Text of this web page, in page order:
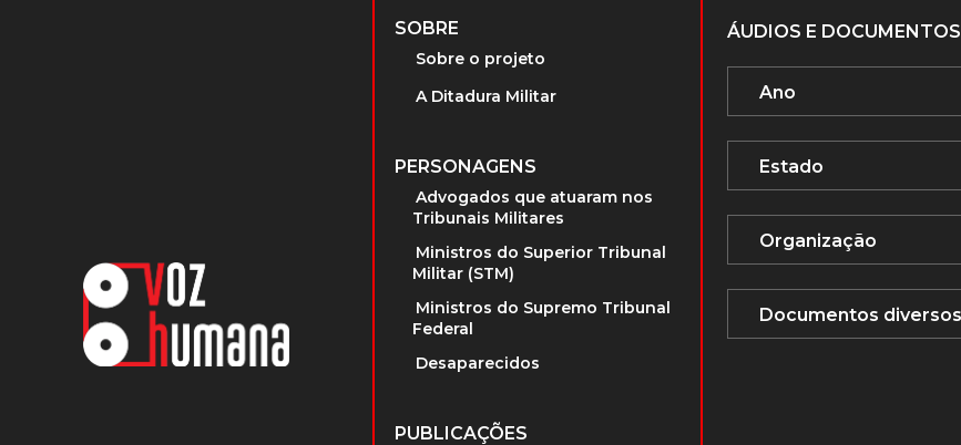
SOBRE
Sobre o projeto
A Ditadura Militar
PERSONAGENS
Advogados que atuaram nos
Tribunais Militares
Ministros do Superior Tribunal
Militar (STM)
Ministros do Supremo Tribunal
Federal
Desaparecidos
PUBLICAÇÕES
ÁUDIOS E DOCUMENTOS